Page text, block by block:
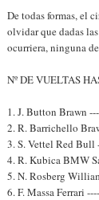
De todas formas, el
olvidar que dadas
ocurriera, ninguna
Nº DE VUELTAS
1. J. Button Brawn
2. R. Barrichello
3. S. Vettel Red Bull
4. R. Kubica BMW
5. N. Rosberg
6. F. Massa Ferrari